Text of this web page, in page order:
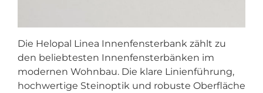
Die Helopal Linea Innenfensterbank zählt zu
den beliebtesten Innenfensterbänken im
modernen Wohnbau. Die klare Linienführung,
hochwertige Steinoptik und robuste Oberfläche